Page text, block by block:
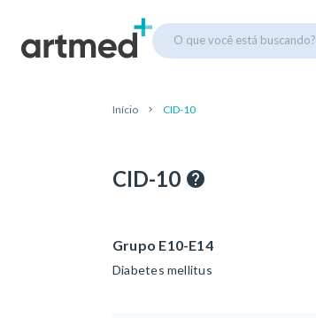
O que você está buscando?
Início CID-10
CID-10
Grupo E10-E14
Diabetes mellitus